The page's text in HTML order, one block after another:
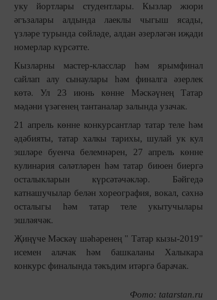
уку йортлары студентлары. Кызлар жюри
әгъзалары алдында лаеклы чыгыш ясады,
үзләре турында сөйләде, алдан әзерләгән иҗади
номерлар күрсәтте.
Кызларны мастер-класслар һәм ярымфинал
сайлап алу сынаулары һәм финалга әзерлек
көтә. Ул 23 июнь көнне Мәскәүнең Татар
мәдәни үзәгенең тантаналар залында узачак.
21 апрель көнне конкурсантлар татар теле һәм
әдәбияты, татар халкы тарихы, шулай ук кул
эшләре буенча белемнәрен, 27 апрель көнне
кулинария сәләтләрен һәм татар биюен биергә
осталыкларын күрсәтәчәкләр. Бәйгедә
катнашучылар белән хореография, вокал, сәхнә
осталыгы һәм татар теле укытучылары
эшләячәк.
Җиңүче Мәскәү шәһәренең " Татар кызы-2019"
исемен алачак һәм башкаланы Халыкара
конкурс финалында тәкъдим итәргә барачак.
Фото: tatarstan.ru